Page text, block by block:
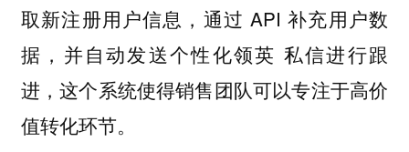
取新注册用户信息，通过 API 补充用户数
据，并自动发送个性化领英 私信进行跟
进，这个系统使得销售团队可以专注于高价
值转化环节。